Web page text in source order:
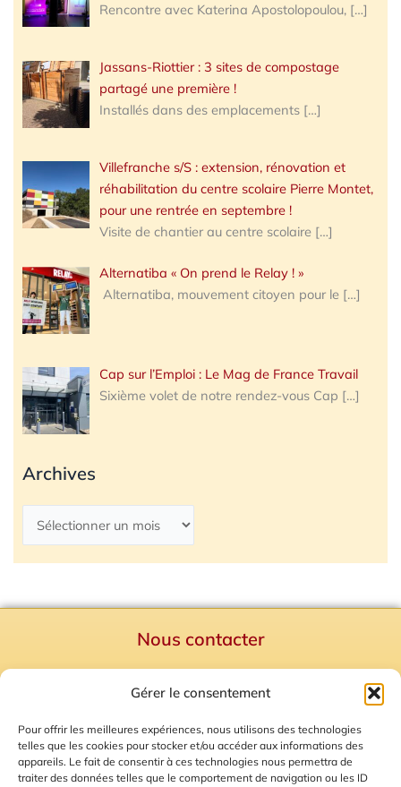
Gérer le consentement
Pour offrir les meilleures expériences, nous utilisons des technologies
telles que les cookies pour stocker et/ou accéder aux informations des
appareils. Le fait de consentir à ces technologies nous permettra de
traiter des données telles que le comportement de navigation ou les ID
Rencontre avec Katerina Apostolopoulou, […]
Jassans-Riottier : 3 sites de compostage
partagé une première !
Installés dans des emplacements […]
Villefranche s/S : extension, rénovation et
réhabilitation du centre scolaire Pierre Montet,
pour une rentrée en septembre !
Visite de chantier au centre scolaire […]
Alternatiba « On prend le Relay ! »
Alternatiba, mouvement citoyen pour le […]
Cap sur l’Emploi : Le Mag de France Travail
Sixième volet de notre rendez-vous Cap […]
Archives
Nous contacter
Mentions Légales
Plan du site
Gestion des Cookies